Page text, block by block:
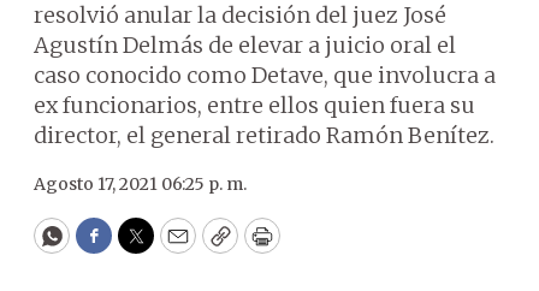
resolvió anular la decisión del juez José
Agustín Delmás de elevar a juicio oral el
caso conocido como Detave, que involucra a
ex funcionarios, entre ellos quien fuera su
director, el general retirado Ramón Benítez.
Agosto 17, 2021 06:25 p. m.
WhatsApp
Facebook
Twitter
EmailCopyPrint